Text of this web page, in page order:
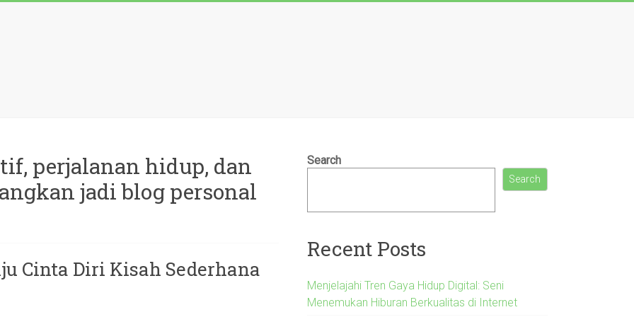
perjalanan hidup, dan
jadi blog personal
Cinta Diri Kisah Sederhana
Search
Search
Recent Posts
Menjelajahi Tren Gaya Hidup Digital: Seni
Menemukan Hiburan Berkualitas di Internet